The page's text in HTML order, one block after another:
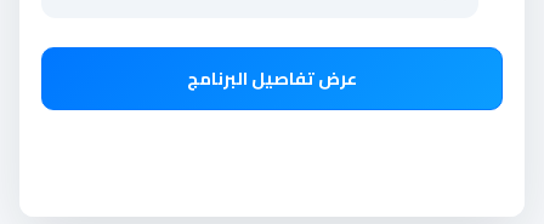
عرض تفاصيل البرنامج